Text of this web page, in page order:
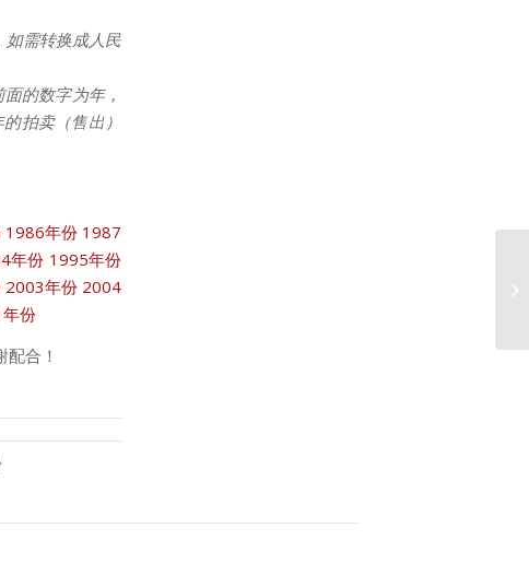
需转换成人民
的数字为年，
拍卖（售出）
1986年份 1987
年份 1995年份
2003年份 2004
份
合！